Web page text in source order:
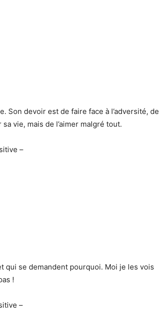
Son devoir est de faire face à l’adversité, de
vie, mais de l’aimer malgré tout.
–
qui se demandent pourquoi. Moi je les vois
!
–